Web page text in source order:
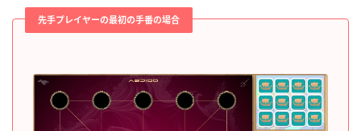
先手プレイヤーの最初の手番の場合